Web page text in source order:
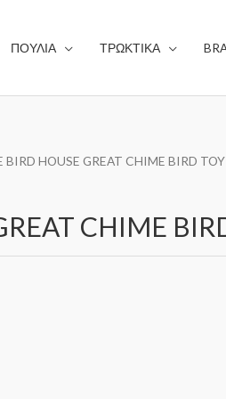
ΠΟΥΛΙΑ ΤΡΩΚΤΙΚΑ
BIRD HOUSE GREAT CHIME BIRD TOY
CHIME